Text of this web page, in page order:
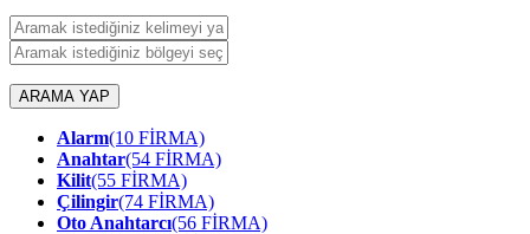
ARAMA YAP
Alarm(10 FİRMA)
Anahtar(54 FİRMA)
Kilit(55 FİRMA)
Çilingir(74 FİRMA)
Oto Anahtarcı(56 FİRMA)